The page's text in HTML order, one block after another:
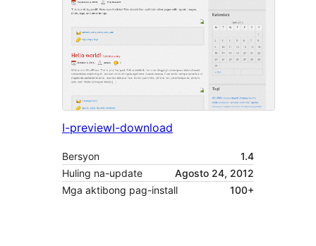
I-previewI-download
Bersyon
1.4
Huling na-update
Agosto 24, 2012
Mga aktibong pag-install
100+